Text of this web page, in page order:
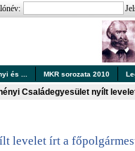
és ... MKR sorozata 2010
Családegyesület nyílt
levelet írt a